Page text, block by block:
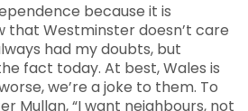
because it is
that Westminster doesn’t care
had my doubts, but
fact today. At best, Wales is
we’re a joke to them. To
Mullan, “I want neighbours, not